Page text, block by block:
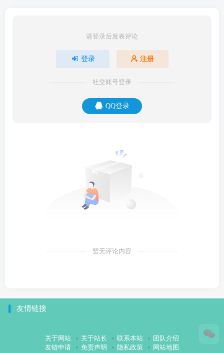
请登录后发表评论
登录 注册
社交账号登录
QQ登录
暂无评论内容
友情链接
关于网站 关于站长 联系本站
团队介绍
友链申请
免责声明 隐私政策 网站地图